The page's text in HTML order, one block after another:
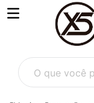
O que você